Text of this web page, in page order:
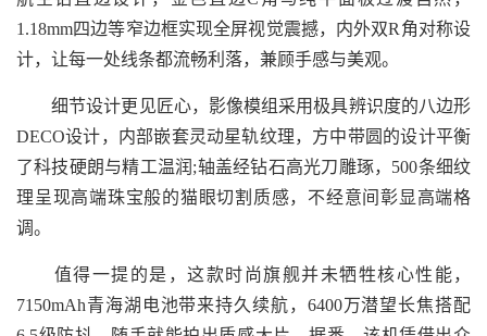
1.18mm四边等窄边框实现全屏视觉震撼，内外双R角对称设
计，让每一处线条都流畅利落，兼顾手感与美观。
细节设计更见匠心，影像模组采用极具辨识度的八边形
DECO设计，内部嵌套灵动星轨纹理，方中带圆的设计平衡
了科技硬朗与精工温润;轴盖经钻石高光刀雕琢，500条细纹
理呈现高端珠宝般的猫眼切割质感，不经意间彰显高端格
调。
值得一提的是，这款时尚旗舰并未牺牲核心性能，
7150mAh青海湖电池带来持久续航，6400万潜望长焦搭配